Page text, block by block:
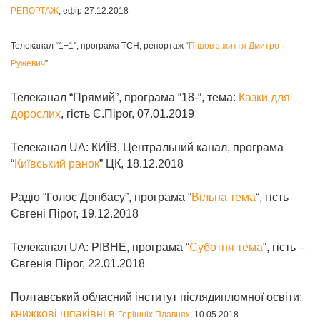
РЕПОРТАЖ, ефір 27.12.2018
Телеканал “1+1”, програма ТСН, репортаж “Пішов з життя Дмитро
Ружевич”
Телеканал “Прямий”, програма “18-“, тема: Казки для
дорослих, гість Є.Пірог, 07.01.2019
Телеканал UA: КИЇВ, Центральний канал, програма
“Київський ранок” ЦК, 18.12.2018
Радіо “Голос Донбасу”, програма “Вільна тема“, гість
Євгені Пірог, 19.12.2018
Телеканал UA: РІВНЕ, програма “Суботня тема“, гість –
Євгенія Пірог, 22.01.2018
Полтавський обласний інститут післядипломної освіти:
книжкові шпаківні в Горішніх Плавнях, 10.05.2018